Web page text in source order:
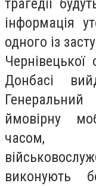
інформація
одного із
Донбасі
ймовірну
часом,
виконують